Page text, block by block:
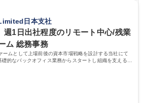
わせ対応 ■商品開発、物流、営業との連携 ※業
品質保証・品質管
工場監査）/PB商品開発支援
了 ■TOEIC700点以上の英語力やビジネス上で
中国語での商談が可能な方 学歴・資格 学歴：大学院 大学 語学力： 資格：
日本支社
週1日出社程度のリモート中心/残業
ム 総務事務
ームとして上場前後の資本市場戦略を設計する当社にて
的なバックオフィス業務からスタートし組織を支える専
です。